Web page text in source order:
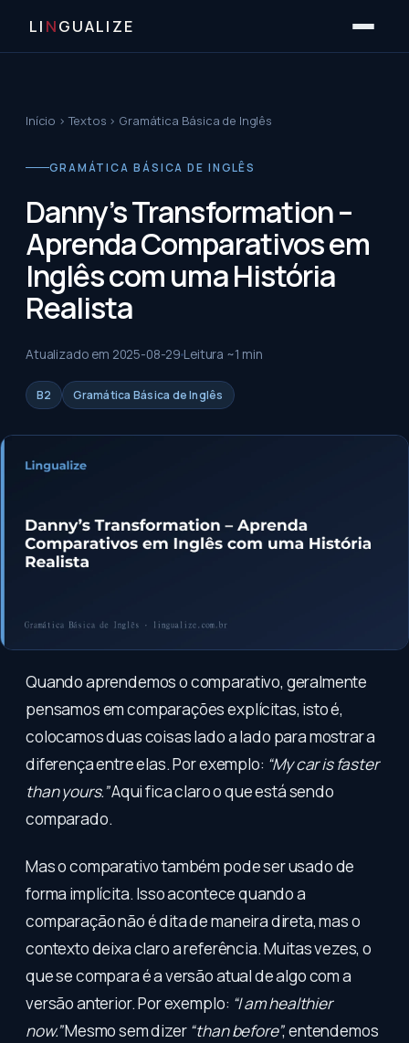
LI NGUALIZE
Início ›Textos › Gramática Básica de Inglês
GRAMÁTICA BÁSICA DE INGLÊS
Danny’s Transformation –
Aprenda Comparativos em
Inglês com uma História
Realista
Atualizado em 2025-08-29 Leitura ~1 min
B2 Gramática Básica de Inglês
Quando aprendemos o comparativo, geralmente
pensamos em comparações explícitas, isto é,
colocamos duas coisas lado a lado para mostrar a
diferença entre elas. Por exemplo: “My car is faster
than yours.”Aqui fica claro o que está sendo
comparado.
Mas o comparativo também pode ser usado de
forma implícita. Isso acontece quando a
comparação não é dita de maneira direta, mas o
contexto deixa claro a referência. Muitas vezes, o
que se compara é a versão atual de algo com a
versão anterior. Por exemplo: “I am healthier
now.”Mesmo sem dizer “than before”, entendemos